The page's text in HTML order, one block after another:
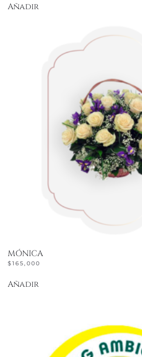
Añadir
MÓNICA
$165,000
Añadir